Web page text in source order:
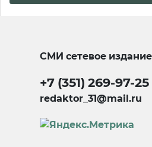
СМИ сетевое
+7 (351) 269-97-25
redaktor_31@mail.ru